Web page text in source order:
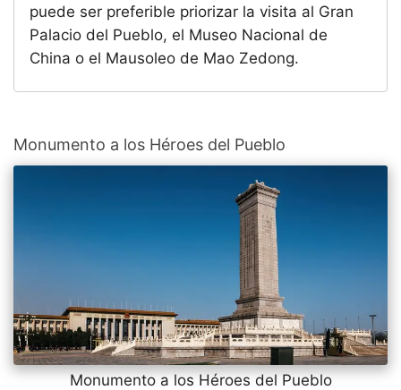
puede ser preferible priorizar la visita al Gran
Palacio del Pueblo, el Museo Nacional de
China o el Mausoleo de Mao Zedong.
Monumento a los Héroes del Pueblo
Monumento a los Héroes del Pueblo